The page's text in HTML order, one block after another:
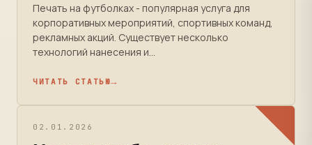
Печать на футболках - популярная услуга для
корпоративных мероприятий, спортивных команд,
рекламных акций. Существует несколько
технологий нанесения и...
ЧИТАТЬ СТАТЬЮ
02.01.2026